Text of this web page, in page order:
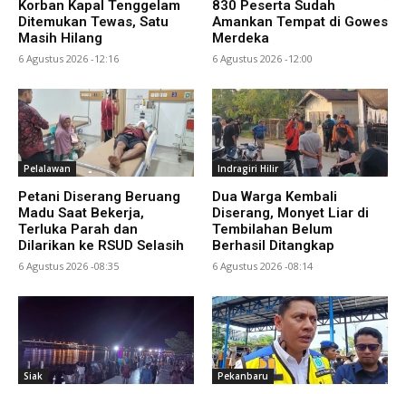
Korban Kapal Tenggelam
Ditemukan Tewas, Satu
Masih Hilang
6 Agustus 2026 -12:16
830 Peserta Sudah
Amankan Tempat di Gowes
Merdeka
6 Agustus 2026 -12:00
Pelalawan
Petani Diserang Beruang
Madu Saat Bekerja,
Terluka Parah dan
Dilarikan ke RSUD Selasih
6 Agustus 2026 -08:35
Indragiri Hilir
Dua Warga Kembali
Diserang, Monyet Liar di
Tembilahan Belum
Berhasil Ditangkap
6 Agustus 2026 -08:14
Siak Pekanbaru